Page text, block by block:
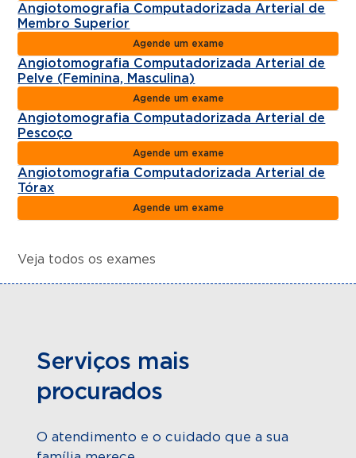
Angiotomografia Computadorizada Arterial de
Membro Superior
Agende um exame
Angiotomografia Computadorizada Arterial de
Pelve (Feminina, Masculina)
Agende um exame
Angiotomografia Computadorizada Arterial de
Pescoço
Agende um exame
Angiotomografia Computadorizada Arterial de
Tórax
Agende um exame
Veja todos os exames
Serviços mais
procurados
O atendimento e o cuidado que a sua